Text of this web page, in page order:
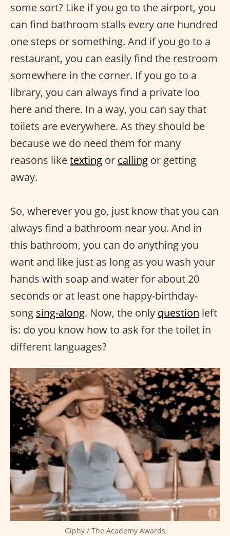
some sort? Like if you go to the airport, you
can find bathroom stalls every one hundred
one steps or something. And if you go to a
restaurant, you can easily find the restroom
somewhere in the corner. If you go to a
library, you can always find a private loo
here and there. In a way, you can say that
toilets are everywhere. As they should be
because we do need them for many
reasons liketexting or calling or getting
away.
So, wherever you go, just know that you can
always find a bathroom near you. And in
this bathroom, you can do anything you
want and like just as long as you wash your
hands with soap and water for about 20
seconds or at least one happy-birthday-
song sing-along. Now, the only question left
is: do you know how to ask for the toilet in
different languages?
Giphy / The Academy Awards